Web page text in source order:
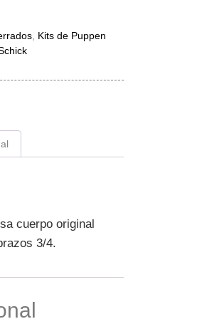
Kits de Puppen
cuerpo original
3/4.